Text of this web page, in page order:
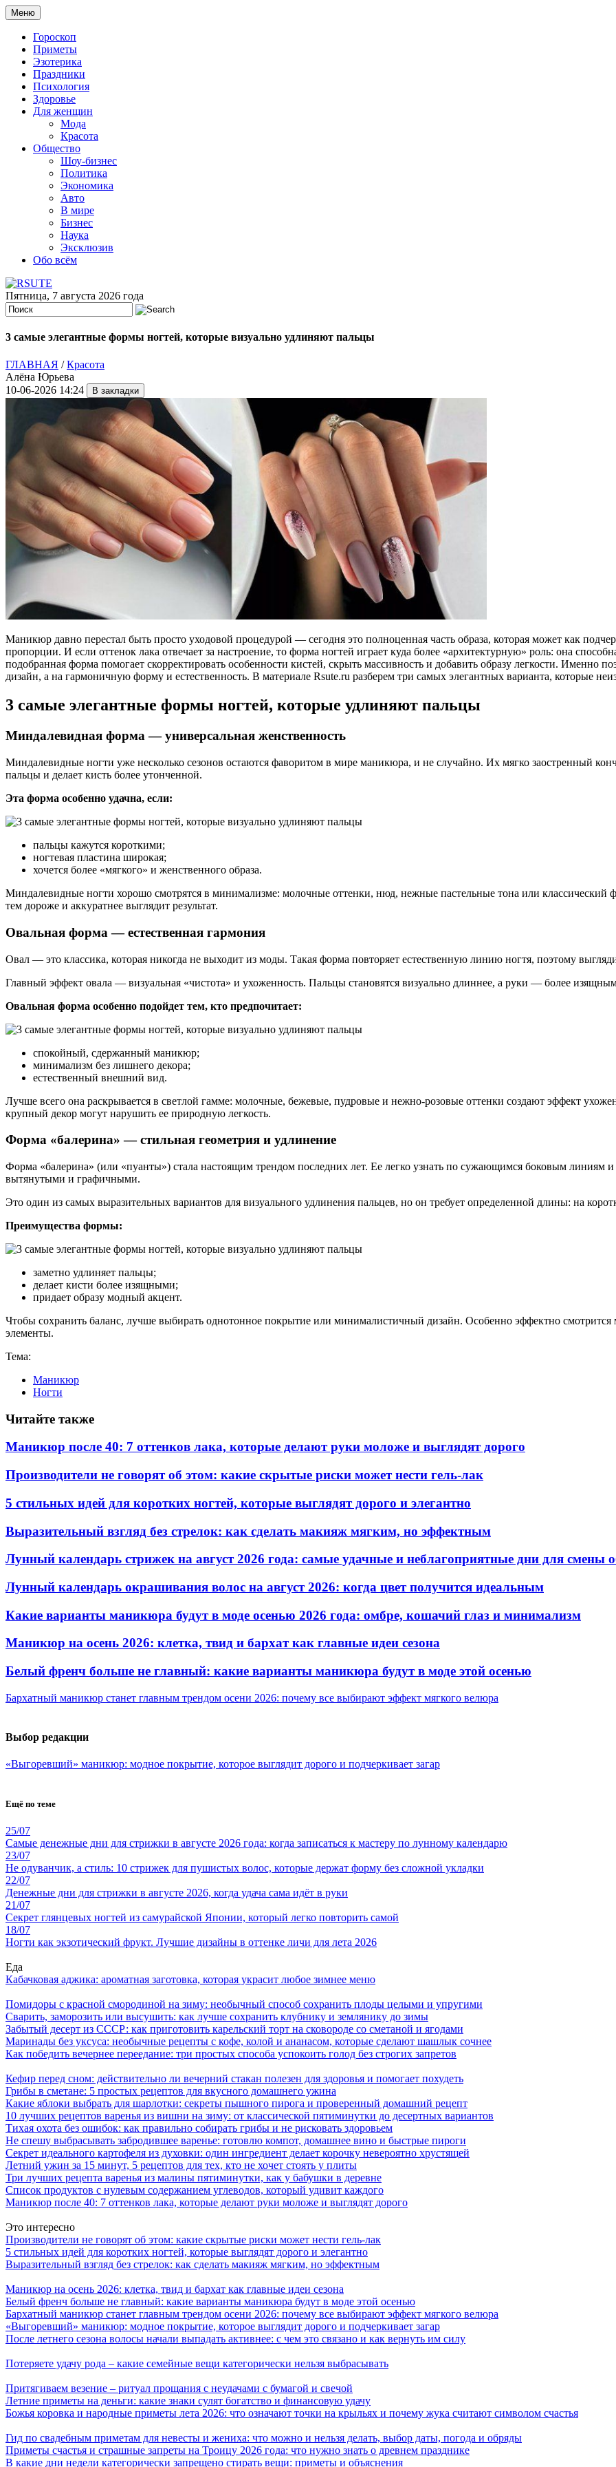
Меню
Гороскоп
Приметы
Эзотерика
Праздники
Психология
Здоровье
Для женщин
Мода
Красота
Общество
Шоу-бизнес
Политика
Экономика
Авто
В мире
Бизнес
Наука
Эксклюзив
Обо всём
Пятница, 7 августа 2026 года
3 самые элегантные формы ногтей, которые визуально удлиняют пальцы
ГЛАВНАЯ /Красота
Алёна Юрьева
10-06-2026 14:24
Маникюр давно перестал быть просто уходовой процедурой — сегодня это полноценная часть образа, которая может как
пропорции. И если оттенок лака отвечает за настроение, то форма ногтей играет куда более «архитектурную» роль: она
подобранная форма помогает скорректировать особенности кистей, скрыть массивность и добавить образу легкости. Именно
дизайн, а на гармоничную форму и естественность. В материале Rsute.ru разберем три самых элегантных варианта, которые
3 самые элегантные формы ногтей, которые удлиняют пальцы
Миндалевидная форма — универсальная женственность
Миндалевидные ногти уже несколько сезонов остаются фаворитом в мире маникюра, и не случайно. Их мягко заостренный
пальцы и делает кисть более утонченной.
Эта форма особенно удачна, если:
пальцы кажутся короткими;
ногтевая пластина широкая;
хочется более «мягкого» и женственного образа.
Миндалевидные ногти хорошо смотрятся в минимализме: молочные оттенки, нюд, нежные пастельные тона или классический
тем дороже и аккуратнее выглядит результат.
Овальная форма — естественная гармония
Овал — это классика, которая никогда не выходит из моды. Такая форма повторяет естественную линию ногтя, поэтому
Главный эффект овала — визуальная «чистота» и ухоженность. Пальцы становятся визуально длиннее, а руки — более
Овальная форма особенно подойдет тем, кто предпочитает:
спокойный, сдержанный маникюр;
минимализм без лишнего декора;
естественный внешний вид.
Лучше всего она раскрывается в светлой гамме: молочные, бежевые, пудровые и нежно-розовые оттенки создают эффект
крупный декор могут нарушить ее природную легкость.
Форма «балерина» — стильная геометрия и удлинение
Форма «балерина» (или «пуанты») стала настоящим трендом последних лет. Ее легко узнать по сужающимся боковым линиям и
вытянутыми и графичными.
Это один из самых выразительных вариантов для визуального удлинения пальцев, но он требует определенной длины: на
Преимущества формы:
заметно удлиняет пальцы;
делает кисти более изящными;
придает образу модный акцент.
Чтобы сохранить баланс, лучше выбирать однотонное покрытие или минималистичный дизайн. Особенно эффектно
элементы.
Тема:
Маникюр
Ногти
Читайте также
Маникюр после 40: 7 оттенков лака, которые делают руки моложе и выглядят дорого
Производители не говорят об этом: какие скрытые риски может нести гель-лак
5 стильных идей для коротких ногтей, которые выглядят дорого и элегантно
Выразительный взгляд без стрелок: как сделать макияж мягким, но эффектным
Лунный календарь стрижек на август 2026 года: самые удачные и неблагоприятные дни для смены
Лунный календарь окрашивания волос на август 2026: когда цвет получится идеальным
Какие варианты маникюра будут в моде осенью 2026 года: омбре, кошачий глаз и минимализм
Маникюр на осень 2026: клетка, твид и бархат как главные идеи сезона
Белый френч больше не главный: какие варианты маникюра будут в моде этой осенью
Бархатный маникюр станет главным трендом осени 2026: почему все выбирают эффект мягкого велюра
Выбор редакции
«Выгоревший» маникюр: модное покрытие, которое выглядит дорого и подчеркивает загар
Ещё по теме
25/07
Самые денежные дни для стрижки в августе 2026 года: когда записаться к мастеру по лунному календарю
23/07
Не одуванчик, а стиль: 10 стрижек для пушистых волос, которые держат форму без сложной укладки
22/07
Денежные дни для стрижки в августе 2026, когда удача сама идёт в руки
21/07
Секрет глянцевых ногтей из самурайской Японии, который легко повторить самой
18/07
Ногти как экзотический фрукт. Лучшие дизайны в оттенке личи для лета 2026
Еда
Кабачковая аджика: ароматная заготовка, которая украсит любое зимнее меню
Помидоры с красной смородиной на зиму: необычный способ сохранить плоды целыми и упругими
Сварить, заморозить или высушить: как лучше сохранить клубнику и землянику до зимы
Забытый десерт из СССР: как приготовить карельский торт на сковороде со сметаной и ягодами
Маринады без уксуса: необычные рецепты с кофе, колой и ананасом, которые сделают шашлык сочнее
Как победить вечернее переедание: три простых способа успокоить голод без строгих запретов
Кефир перед сном: действительно ли вечерний стакан полезен для здоровья и помогает похудеть
Грибы в сметане: 5 простых рецептов для вкусного домашнего ужина
Какие яблоки выбрать для шарлотки: секреты пышного пирога и проверенный домашний рецепт
10 лучших рецептов варенья из вишни на зиму: от классической пятиминутки до десертных вариантов
Тихая охота без ошибок: как правильно собирать грибы и не рисковать здоровьем
Не спешу выбрасывать забродившее варенье: готовлю компот, домашнее вино и быстрые пироги
Секрет идеального картофеля из духовки: один ингредиент делает корочку невероятно хрустящей
Летний ужин за 15 минут, 5 рецептов для тех, кто не хочет стоять у плиты
Три лучших рецепта варенья из малины пятиминутки, как у бабушки в деревне
Список продуктов с нулевым содержанием углеводов, который удивит каждого
Маникюр после 40: 7 оттенков лака, которые делают руки моложе и выглядят дорого
Это интересно
Производители не говорят об этом: какие скрытые риски может нести гель-лак
5 стильных идей для коротких ногтей, которые выглядят дорого и элегантно
Выразительный взгляд без стрелок: как сделать макияж мягким, но эффектным
Маникюр на осень 2026: клетка, твид и бархат как главные идеи сезона
Белый френч больше не главный: какие варианты маникюра будут в моде этой осенью
Бархатный маникюр станет главным трендом осени 2026: почему все выбирают эффект мягкого велюра
«Выгоревший» маникюр: модное покрытие, которое выглядит дорого и подчеркивает загар
После летнего сезона волосы начали выпадать активнее: с чем это связано и как вернуть им силу
Потеряете удачу рода – какие семейные вещи категорически нельзя выбрасывать
Притягиваем везение – ритуал прощания с неудачами с бумагой и свечой
Летние приметы на деньги: какие знаки сулят богатство и финансовую удачу
Божья коровка и народные приметы лета 2026: что означают точки на крыльях и почему жука считают символом счастья
Гид по свадебным приметам для невесты и жениха: что можно и нельзя делать, выбор даты, погода и обряды
Приметы счастья и страшные запреты на Троицу 2026 года: что нужно знать о древнем празднике
В какие дни недели категорически запрещено стирать вещи: приметы и объяснения